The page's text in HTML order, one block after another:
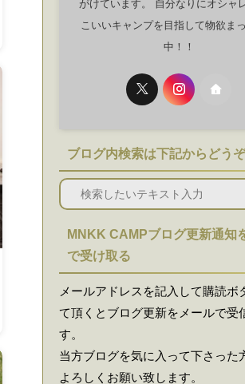
がけています。 自分なりにオシャ
こいいキャンプを目指して物欲ま
中！！
ブログ内検索は下記からどうぞ
MNKK CAMPブログ更新通知
で受け取る
メールアドレスを記入して購読ボ
て頂くとブログ更新をメールで受
す。
当方ブログを気に入って下さった
よろしくお願い致します。